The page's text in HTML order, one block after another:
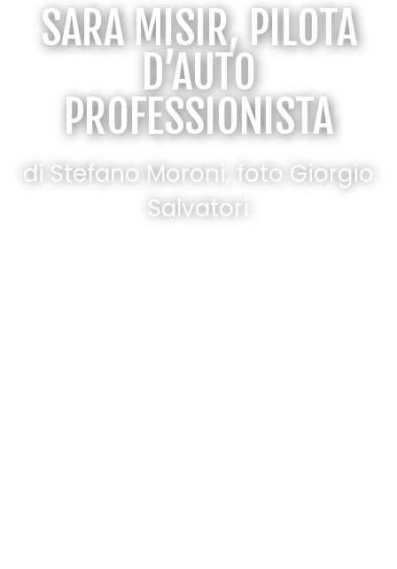
SARA MISIR, PILOTA
D’AUTO
PROFESSIONISTA
di Stefano Moroni, foto Giorgio
Salvatori